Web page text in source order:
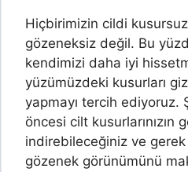
Hiçbirimizin cildi
gözeneksiz değil. Bu
kendimizi daha iyi
yüzümüzdeki kusurları
yapmayı tercih ediyoruz.
öncesi cilt kusurlarınızın
indirebileceğiniz ve gerek
gözenek görünümünü